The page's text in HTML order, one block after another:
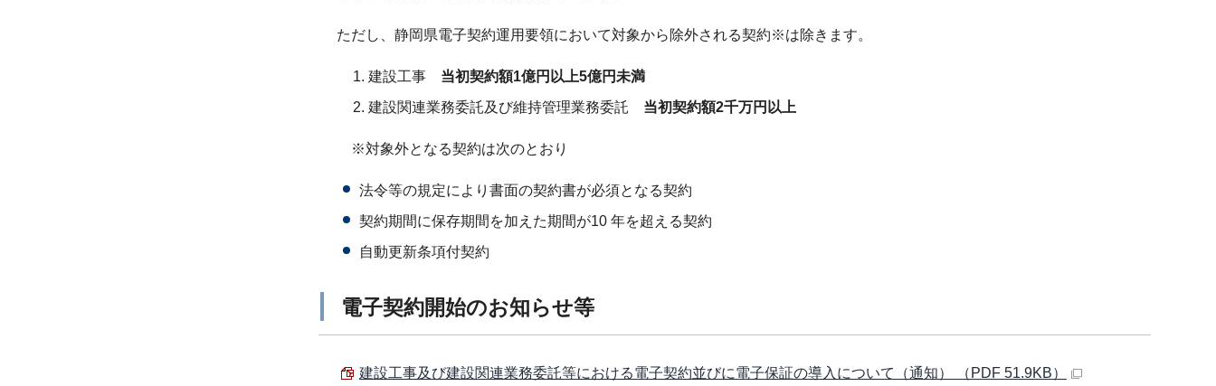
ただし、静岡県電子契約運用要領において対象から除外される契約※は除きます。
建設工事 当初契約額1億円以上5億円未満
建設関連業務委託及び維持管理業務委託 当初契約額2千万円以上
※対象外となる契約は次のとおり
法令等の規定により書面の契約書が必須となる契約
契約期間に保存期間を加えた期間が10 年を超える契約
自動更新条項付契約
電子契約開始のお知らせ等
建設工事及び建設関連業務委託等における電子契約並びに電子保証の導入について（通知） （PDF 51.9KB）